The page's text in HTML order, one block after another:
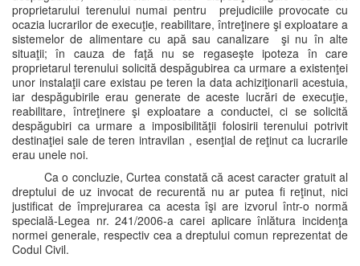
proprietarului terenului numai pentru prejudiciile provocate cu
ocazia lucrarilor de execuţie, reabilitare, întreţinere şi exploatare a
sistemelor de alimentare cu apă sau canalizare şi nu în alte
situaţii; în cauza de faţă nu se regaseşte ipoteza în care
proprietarul terenului solicită despăgubirea ca urmare a existenţei
unor instalaţii care existau pe teren la data achiziţionarii acestuia,
iar despăgubirile erau generate de aceste lucrări de execuţie,
reabilitare, întreţinere şi exploatare a conductei, ci se solicită
despăgubiri ca urmare a imposibilităţii folosirii terenului potrivit
destinaţiei sale de teren intravilan , esenţial de reţinut ca lucrarile
erau unele noi.
Ca o concluzie, Curtea constată că acest caracter gratuit al
dreptului de uz invocat de recurentă nu ar putea fi reţinut, nici
justificat de împrejurarea ca acesta îşi are izvorul într-o normă
specială-Legea nr. 241/2006-a carei aplicare înlătura incidenţa
normei generale, respectiv cea a dreptului comun reprezentat de
Codul Civil.